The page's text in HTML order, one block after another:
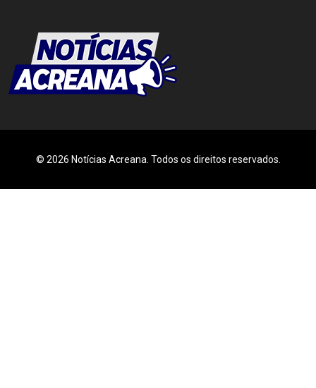
© 2026 Notícias Acreana. Todos os direitos reservados.